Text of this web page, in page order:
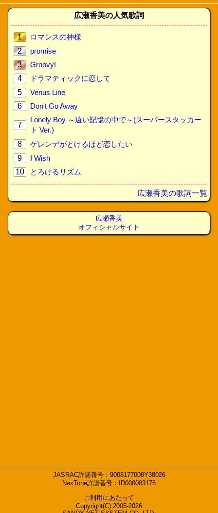
広瀬香美の人気歌詞
1
ロマンスの神様
2
promise
3
Groovy!
4
ドラマティックに恋して
5
Venus Line
6
Don't Go Away
7
Lonely Boy ～遠い記憶の中で～(スーパースタッカー
ト Ver.)
8
ゲレンデがとけるほど恋したい
9
I Wish
10
とろけるリズム
広瀬香美の歌詞一覧
広瀬香美
オフィシャルサイト
JASRAC許諾番号：9008177008Y38026
NexTone許諾番号：ID000003176
ご利用にあたって
Copyright(C) 2005-2026